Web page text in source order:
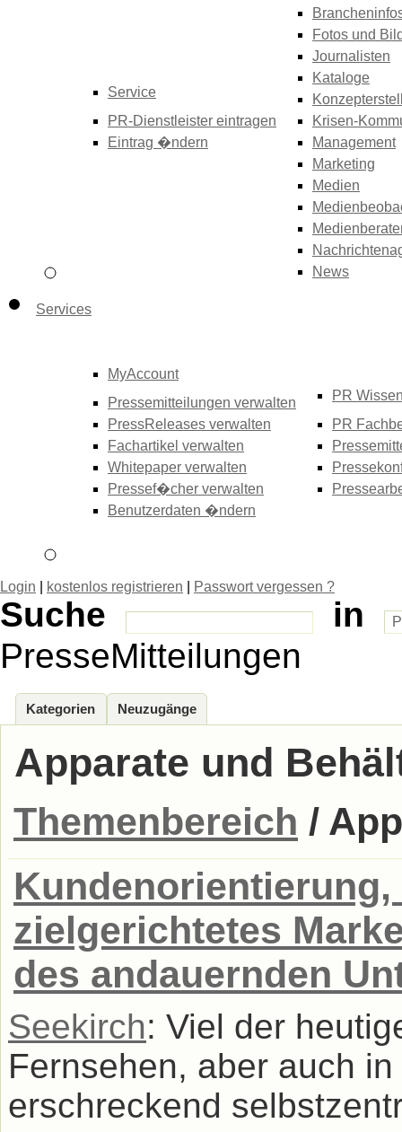
Service
PR-Dienstleister eintragen
Eintrag �ndern
Fotos und
Journalisten
Kataloge
Krisen-
Management
Marketing
Medien
News
Services
MyAccount
Pressemitteilungen verwalten
PressReleases verwalten
Fachartikel verwalten
Whitepaper verwalten
Pressef�cher verwalten
Benutzerdaten �ndern
PR
PR
Login kostenlos registrieren Passwort vergessen ?
Suche
in
PresseMitteilungen
Kategorien Neuzugänge
Apparate und
Themenbereich /
zielgerichtetes
des andauernden
Seekirch: Viel der
Fernsehen, aber auch
erschreckend